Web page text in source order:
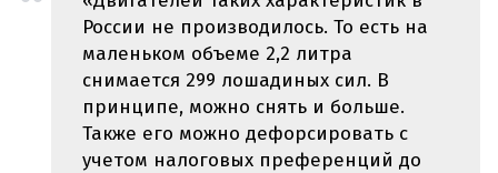
России не производилось. То есть на
маленьком объеме 2,2 литра
снимается 299 лошадиных сил. В
принципе, можно снять и больше.
Также его можно дефорсировать с
учетом налоговых преференций до